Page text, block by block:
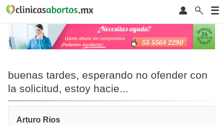
buenas tardes, esperando no ofender con
la solicitud, estoy hacie...
Arturo Rios